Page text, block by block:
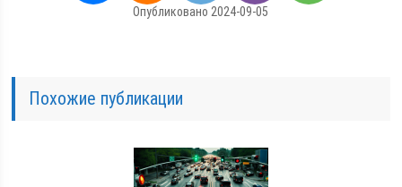
Опубликовано 2024-09-05
Похожие публикации